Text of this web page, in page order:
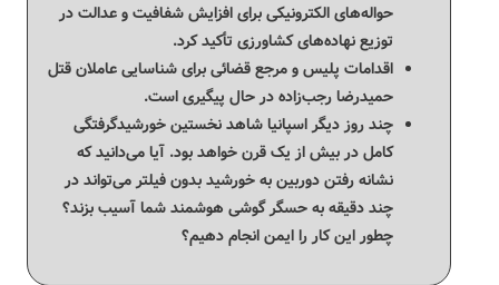
حواله‌های الکترونیکی برای افزایش شفافیت و عدالت در
توزیع نهاده‌های کشاورزی تأکید کرد.
اقدامات پلیس و مرجع قضائی برای شناسایی عاملان قتل
حمیدرضا رجب‌زاده در حال پیگیری است.
چند روز دیگر اسپانیا شاهد نخستین خورشیدگرفتگی
کامل در بیش از یک قرن خواهد بود. آیا می‌دانید که
نشانه رفتن دوربین به خورشید بدون فیلتر می‌تواند در
چند دقیقه به حسگر گوشی هوشمند شما آسیب بزند؟
چطور این کار را ایمن انجام دهیم؟